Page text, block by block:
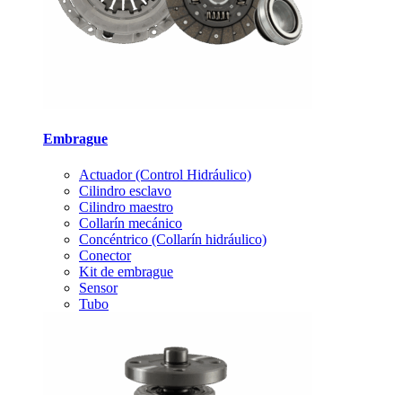
Embrague
Actuador (Control Hidráulico)
Cilindro esclavo
Cilindro maestro
Collarín mecánico
Concéntrico (Collarín hidráulico)
Conector
Kit de embrague
Sensor
Tubo